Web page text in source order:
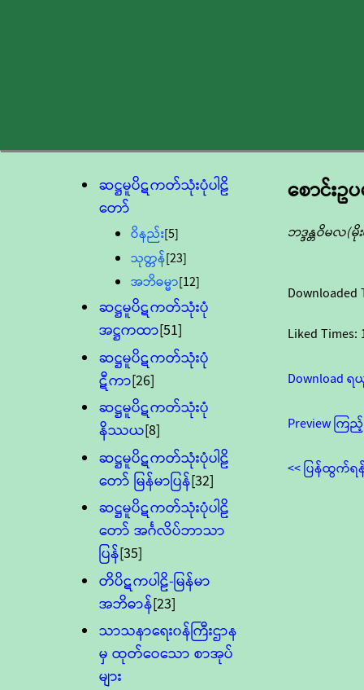
ဆဋ္ဌမူပိဋကတ်သုံးပုံပါဠိ
တော်
ဝိနည်း[5]
သုတ္တန်[23]
အဘိဓမ္မာ[12]
ဆဋ္ဌမူပိဋကတ်သုံးပုံ
အဋ္ဌကထာ[51]
ဆဋ္ဌမူပိဋကတ်သုံးပုံ
ဋီကာ[26]
ဆဋ္ဌမူပိဋကတ်သုံးပုံ
နိဿယ[8]
ဆဋ္ဌမူပိဋကတ်သုံးပုံပါဠိ
တော် မြန်မာပြန်[32]
ဆဋ္ဌမူပိဋကတ်သုံးပုံပါဠိ
တော် အင်္ဂလိပ်ဘာသာ
ပြန်[35]
တိပိဋကပါဠိ-မြန်မာ
အဘိဓာန်[23]
သာသနာရေး၀န်ကြီးဌာန
မှ ထုတ်ဝေသော စာအုပ်
များ
စောင်းဥ
ဘဒ္ဒန္တဝိမလ
Downloaded
Liked Times:
Download
Preview ကြ
<< ပြန်ထွက်ရ